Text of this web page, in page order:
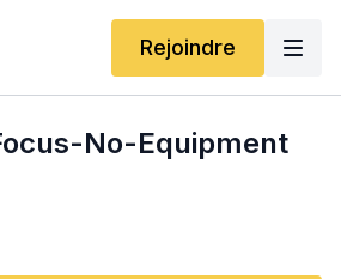
Rejoindre
No-Equipment